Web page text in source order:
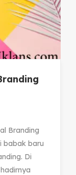
Branding
babak baru
Di